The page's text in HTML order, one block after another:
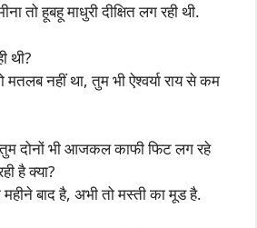
तो हूबहू माधुरी दीक्षित लग रही थी.
थी?
मतलब नहीं था, तुम भी ऐश्वर्या राय से कम
तुम दोनों भी आजकल काफी फिट लग रहे
है क्या?
बाद है, अभी तो मस्ती का मूड है.